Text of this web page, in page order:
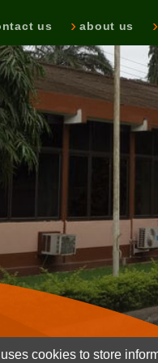
us about us
cookies to store